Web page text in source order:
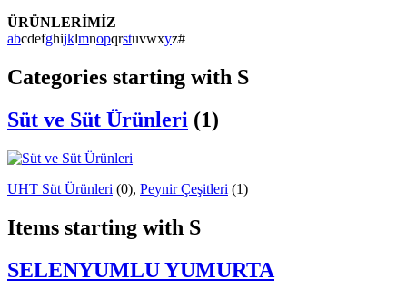
ÜRÜNLERİMİZ
abcdefghijklmnopqrstuvwxyz#
Categories starting with S
Süt ve Süt Ürünleri (1)
UHT Süt Ürünleri (0), Peynir Çeşitleri (1)
Items starting with S
SELENYUMLU YUMURTA